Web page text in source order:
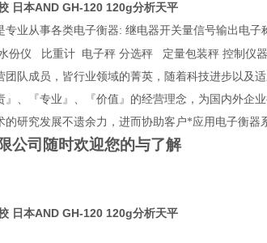
日本AND GH-120 120g分析天平
专业从事各类电子衡器: 继电器开关量信号输出电子
份仪 比重计 电子秤 分选秤 定量包装秤 控制仪器
团队成员，皆行业领域的菁英，随着科技进步以及
』、『专业』、『价值』的经营理念，为国内外企
研究发展不遗余力，进而协助客户*应用电子衡器
公司随时欢迎您的与了解
日本AND GH-120 120g分析天平